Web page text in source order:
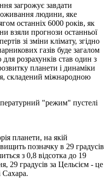
загрожує завдати
людини, яке
останніх 6000 років, як
взяли прогнози останньої
зі зміни клімату, згідно
газів буде загалом
розрахунків став один з
планети і динаміки
складений міжнародною
"режим" пустелі
планети, на якій
позначку в 29 градусів
з 0,8 відсотка до 19
29 градусів за Цельсієм - це